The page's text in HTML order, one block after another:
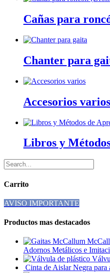
Cañas para
Chanter para
Accesorios varios
Libros y
Carrito
AVISO IMPORTANTE
Productos mas destacados
Adornos Metálicos e
Cinta de Aislar Negra para